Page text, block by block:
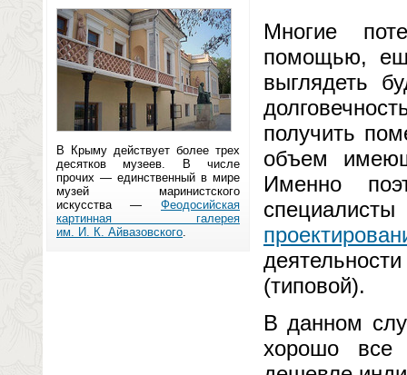
В Крыму действует более трех
десятков музеев. В числе
прочих — единственный в мире
музей маринистского
искусства — Феодосийская
картинная галерея
им. И. К. Айвазовского.
Многие
помощью,
выглядеть
получить
объем
Именно
(типовой).
В данном
хорошо все